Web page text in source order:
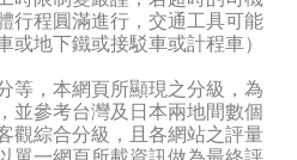
行程圓滿進行，交通工具可能
或地下鐵或接駁車或計程車）
等，本網頁所顯現之分級，為
並參考台灣及日本兩地間數個
觀綜合分級，且各網站之評量